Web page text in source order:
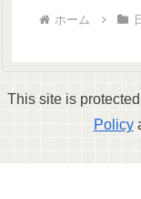
ホーム
This site is
Policy